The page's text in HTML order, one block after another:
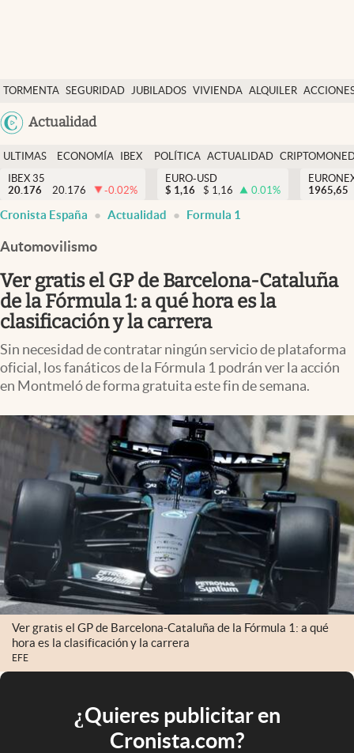
TORMENTA SEGURIDAD JUBILADOS VIVIENDA ALQUILER
USA
Actualidad
Economía y finanzas
Política
Actualidad
Criptomonedas
España
ULTIMAS
NOTICIAS
ECONOMÍA
FINANZAS
IBEX
EURO
POLÍTICA ACTUALIDAD
IBEX 35
20.176
20.176 -0.02%
EURO-USD
$ 1,16 $ 1,16 0.01%
1965,65
Cronista España Actualidad Formula 1
Automovilismo
Ver gratis el GP de Barcelona-Cataluña
de la Fórmula 1: a qué hora es la
clasificación y la carrera
Sin necesidad de contratar ningún servicio de plataforma
oficial, los fanáticos de la Fórmula 1 podrán ver la acción
en Montmeló de forma gratuita este fin de semana.
Ver gratis el GP de Barcelona-Cataluña de la Fórmula 1: a qué
hora es la clasificación y la carrera
EFE
¿Quieres publicitar en
Cronista.com?